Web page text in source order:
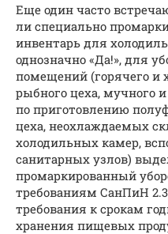
Еще один часто
ли специально
инвентарь для
однозначно «Да!», для
помещений (горячего и
рыбного цеха, мучного и
по приготовлению
цеха, неохлаждаемых
холодильных камер,
санитарных узлов)
промаркированный
требованиям СанПиН
требования к срокам
хранения пищевых